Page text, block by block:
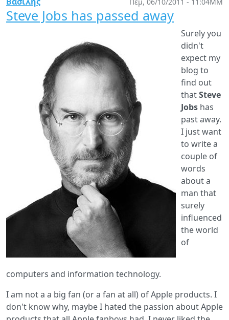
Steve Jobs has passed away
Surely you
didn't
expect my
blog to
find out
thatSteve
Jobs has
past away.
I just want
to write a
couple of
words
about a
man that
surely
influenced
the world
of
computers and information technology.
I am not a a big fan (or a fan at all) of Apple products. I
don't know why, maybe I hated the passion about Apple